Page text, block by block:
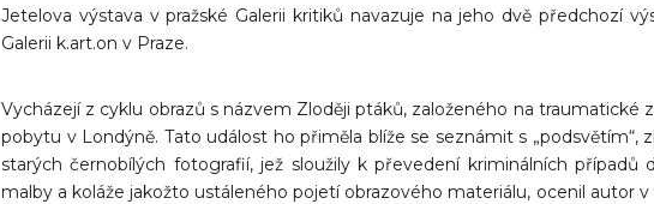
Jetelova výstava v pražské Galerii kritiků navazuje na jeho dvě předchozí
Galerii k.art.on v Praze.
Vycházejí z cyklu obrazů s názvem Zloději ptáků, založeného na
pobytu v Londýně. Tato událost ho přiměla blíže se seznámit s
starých černobílých fotografií, jež sloužily k převedení kriminálních
malby a koláže jakožto ustáleného pojetí obrazového materiálu, ocenil autor